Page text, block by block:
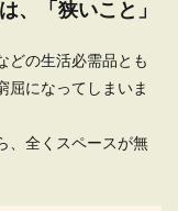
、「狭いこと」
どの生活必需品とも
屈になってしまいま
、全くスペースが無